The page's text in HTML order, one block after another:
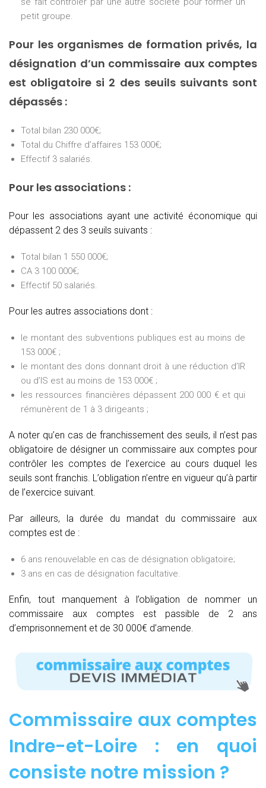
petit groupe.
Pour les organismes de formation privés, la
désignation d’un commissaire aux comptes
est obligatoire si 2 des seuils suivants sont
dépassés :
Total bilan 230 000€;
Total du Chiffre d’affaires 153 000€;
Effectif 3 salariés.
Pour les associations :
Pour les associations ayant une activité économique qui
dépassent 2 des 3 seuils suivants :
Total bilan 1 550 000€;
CA 3 100 000€;
Effectif 50 salariés.
Pour les autres associations dont :
le montant des subventions publiques est au moins de
153 000€ ;
le montant des dons donnant droit à une réduction d’IR
ou d’IS est au moins de 153 000€ ;
les ressources financières dépassent 200 000 € et qui
rémunèrent de 1 à 3 dirigeants ;
A noter qu’en cas de franchissement des seuils, il n’est pas
obligatoire de désigner un commissaire aux comptes pour
contrôler les comptes de l’exercice au cours duquel les
seuils sont franchis. L’obligation n’entre en vigueur qu’à partir
de l’exercice suivant.
Par ailleurs, la durée du mandat du commissaire aux
comptes est de :
6 ans renouvelable en cas de désignation obligatoire;
3 ans en cas de désignation facultative.
Enfin, tout manquement à l’obligation de nommer un
commissaire aux comptes est passible de 2 ans
d’emprisonnement et de 30 000€ d’amende.
Commissaire aux comptes
Indre-et-Loire : en quoi
consiste notre mission ?